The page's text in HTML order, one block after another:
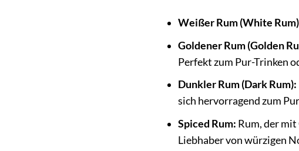
Weißer Rum (White
Goldener Rum (Golden
Perfekt zum Pur-Trinken
Dunkler Rum (Dark Rum):
sich hervorragend zum
Spiced Rum: Rum, der
Liebhaber von würzigen